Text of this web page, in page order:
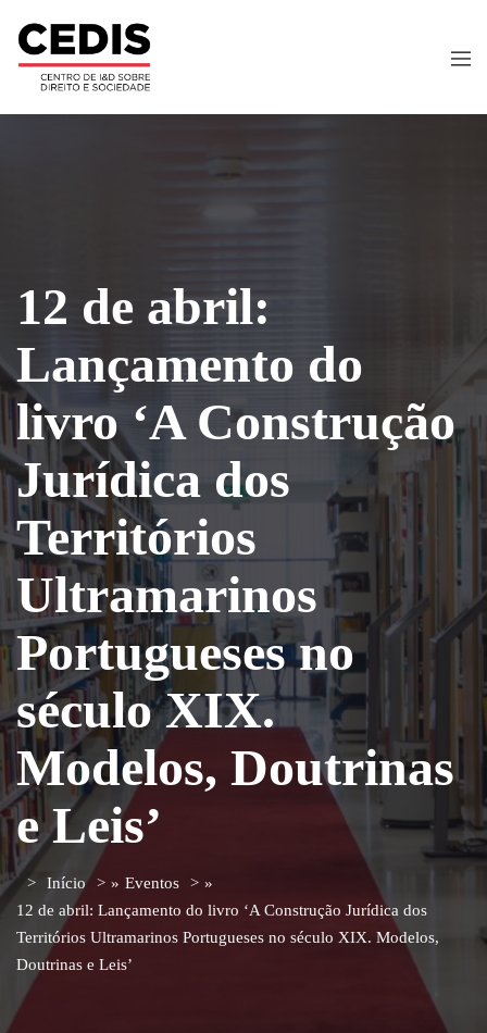
12 de abril:
Lançamento do
livro ‘A Construção
Jurídica dos
Territórios
Ultramarinos
Portugueses no
século XIX.
Modelos, Doutrinas
e Leis’
Início » Eventos
»
12 de abril: Lançamento do livro ‘A Construção Jurídica dos
Territórios Ultramarinos Portugueses no século XIX. Modelos,
Doutrinas e Leis’